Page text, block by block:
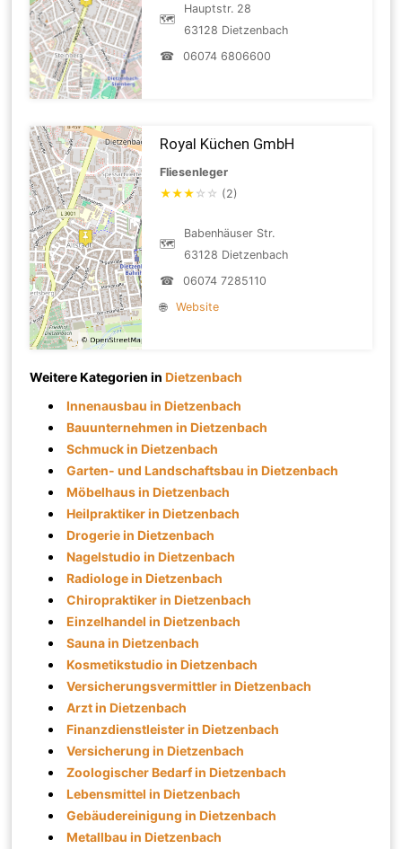
🗺
Hauptstr. 28
63128 Dietzenbach
☎
06074 6806600
Royal Küchen GmbH
Fliesenleger
★★★ ☆ ☆ (2)
🗺
Babenhäuser Str.
63128 Dietzenbach
☎
06074 7285110
🌐
Website
Weitere Kategorien inDietzenbach
Innenausbau in Dietzenbach
Bauunternehmen in Dietzenbach
Schmuck in Dietzenbach
Garten- und Landschaftsbau in Dietzenbach
Möbelhaus in Dietzenbach
Heilpraktiker in Dietzenbach
Drogerie in Dietzenbach
Nagelstudio in Dietzenbach
Radiologe in Dietzenbach
Chiropraktiker in Dietzenbach
Einzelhandel in Dietzenbach
Sauna in Dietzenbach
Kosmetikstudio in Dietzenbach
Versicherungsvermittler in Dietzenbach
Arzt in Dietzenbach
Finanzdienstleister in Dietzenbach
Versicherung in Dietzenbach
Zoologischer Bedarf in Dietzenbach
Lebensmittel in Dietzenbach
Gebäudereinigung in Dietzenbach
Metallbau in Dietzenbach